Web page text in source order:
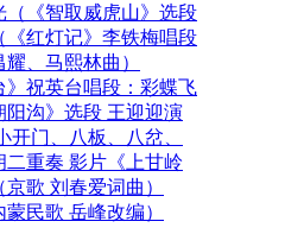
《智取威虎山》选段
红灯记》李铁梅唱段
、马熙林曲）
祝英台唱段：彩蝶飞
沟》选段 王迎迎演
门、八板、八岔、
二重奏 影片《上甘岭
歌 刘春爱词曲）
民歌 岳峰改编）